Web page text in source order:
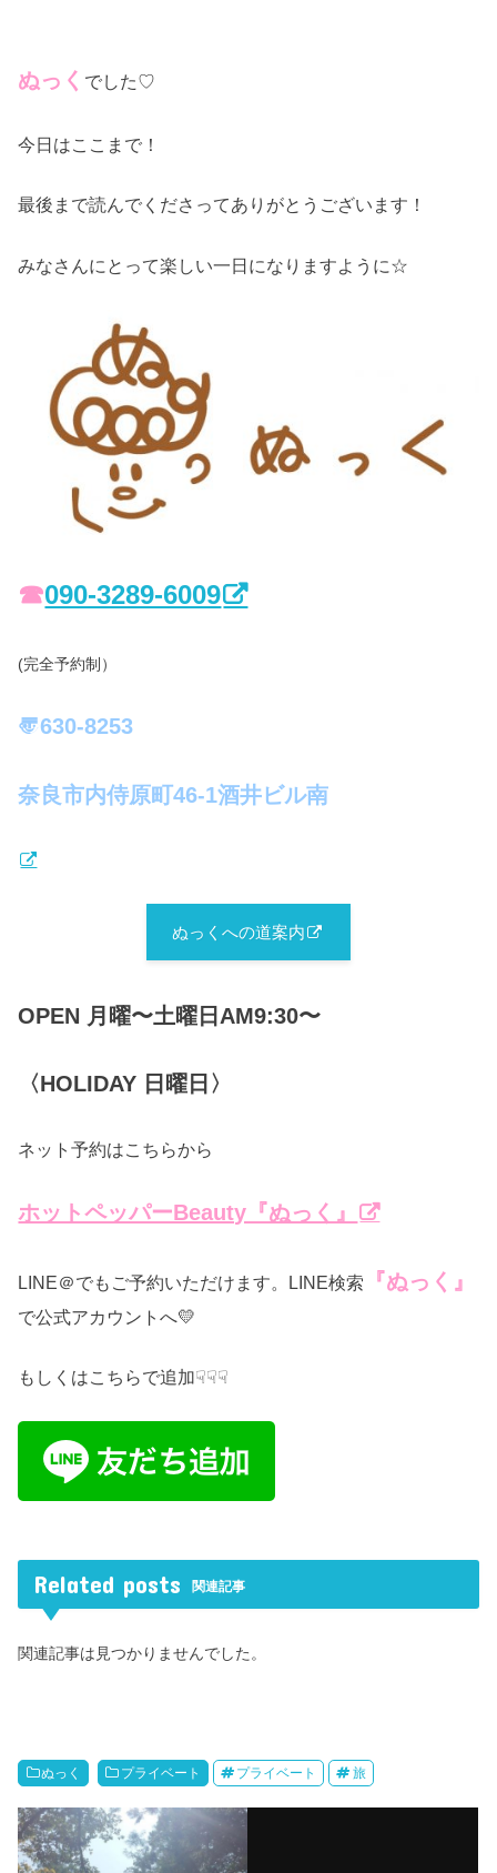
ぬっく でした♡
今日はここまで！
最後まで読んでくださってありがとうございます！
みなさんにとって楽しい一日になりますように☆
☎︎090-3289-6009
(完全予約制）
〠630-8253
奈良市内侍原町46-1酒井ビル南
ぬっくへの道案内
OPEN 月曜〜土曜日AM9:30〜
〈HOLIDAY 日曜日〉
ネット予約はこちらから
ホットペッパーBeauty『ぬっく』
LINE＠でもご予約いただけます。LINE検索 『ぬっく』
で公式アカウントへ💛
もしくはこちらで追加☟☟☟
Related posts 関連記事
関連記事は見つかりませんでした。
ぬっく プライベート プライベート 旅